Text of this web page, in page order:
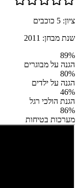
ציון: 5 כוכבים
שנת מבחן: 2011
89%
הגנה על מבוגרים
80%
הגנה על ילדים
46%
הגנת הולכי רגל
86%
מערכות בטיחות